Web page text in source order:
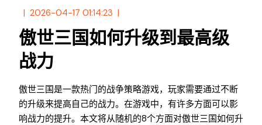
2026-04-17 01:14:23
傲世三国如何升级到最高级
战力
傲世三国是一款热门的战争策略游戏，玩家需要通过不断
的升级来提高自己的战力。在游戏中，有许多方面可以影
响战力的提升。本文将从随机的8个方面对傲世三国如何升